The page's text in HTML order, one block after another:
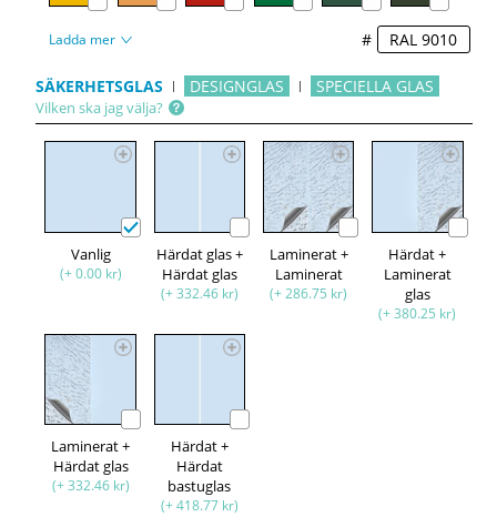
Ladda mer #
SÄKERHETSGLAS DESIGNGLAS SPECIELLA GLAS
Vilken ska jag välja?
Vanlig
(+ 0.00 kr)
Härdat glas +
Härdat glas
(+ 332.46 kr)
Laminerat +
Laminerat
(+ 286.75 kr)
Härdat +
Laminerat
glas
(+ 380.25 kr)
Laminerat +
Härdat glas
(+ 332.46 kr)
Härdat +
Härdat
bastuglas
(+ 418.77 kr)